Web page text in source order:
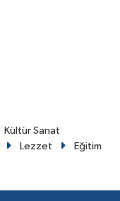
Kültür Sanat
Lezzet Eğitim